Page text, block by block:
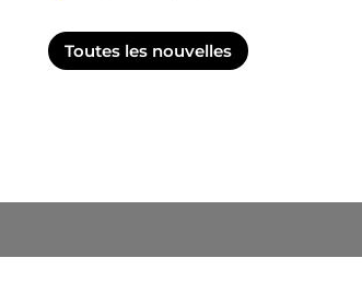
Toutes les nouvelles